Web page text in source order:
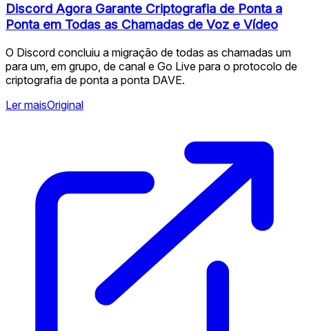
Discord Agora Garante Criptografia de Ponta a
Ponta em Todas as Chamadas de Voz e Vídeo
O Discord concluiu a migração de todas as chamadas um
para um, em grupo, de canal e Go Live para o protocolo de
criptografia de ponta a ponta DAVE.
Ler maisOriginal